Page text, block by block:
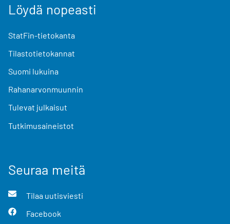
Löydä nopeasti
StatFin-tietokanta
Tilastotietokannat
Suomi lukuina
Rahanarvonmuunnin
Tulevat julkaisut
Tutkimusaineistot
Seuraa meitä
Tilaa uutisviesti
Facebook